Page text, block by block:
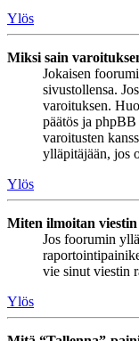
Ylös
Miksi sain
Jokaisen
sivustollensa.
varoituksen.
päätös ja
varoitusten
ylläpitäjään, jos
Ylös
Miten ilmoitan
Jos foorumin
vie sinut viestin
Ylös